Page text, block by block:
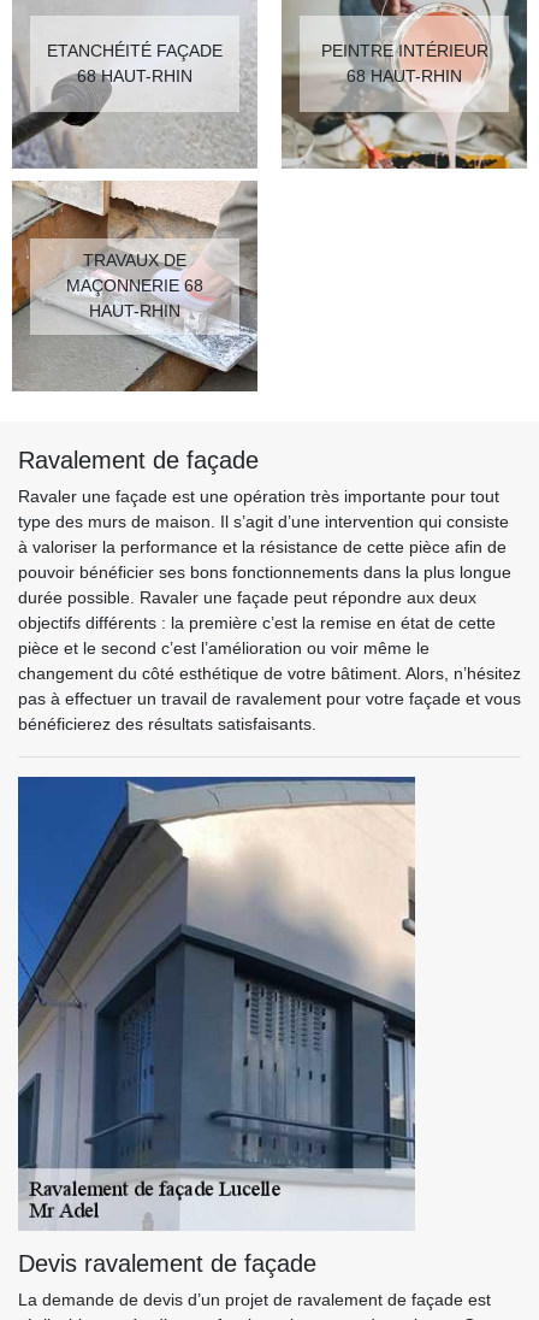
ETANCHÉITÉ FAÇADE
68 HAUT-RHIN
PEINTRE INTÉRIEUR
68 HAUT-RHIN
TRAVAUX DE
MAÇONNERIE 68
HAUT-RHIN
Ravalement de façade
Ravaler une façade est une opération très importante pour tout
type des murs de maison. Il s’agit d’une intervention qui consiste
à valoriser la performance et la résistance de cette pièce afin de
pouvoir bénéficier ses bons fonctionnements dans la plus longue
durée possible. Ravaler une façade peut répondre aux deux
objectifs différents : la première c’est la remise en état de cette
pièce et le second c’est l’amélioration ou voir même le
changement du côté esthétique de votre bâtiment. Alors, n’hésitez
pas à effectuer un travail de ravalement pour votre façade et vous
bénéficierez des résultats satisfaisants.
Devis ravalement de façade
La demande de devis d’un projet de ravalement de façade est